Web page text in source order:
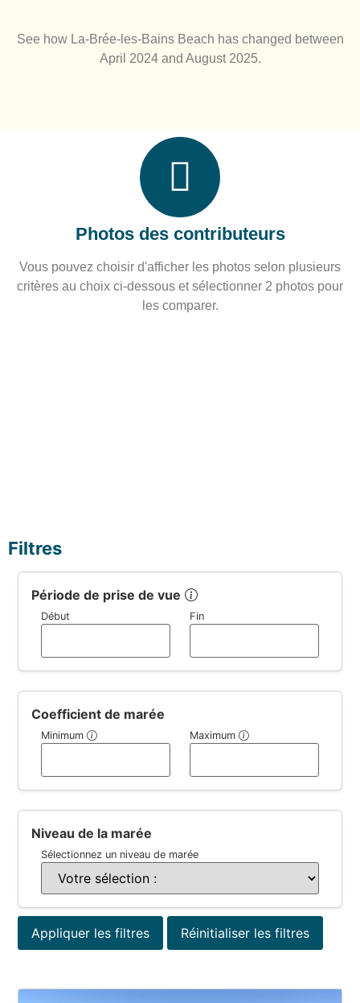
See how La-Brée-les-Bains Beach has changed between
April 2024 and August 2025.
Photos des contributeurs
Vous pouvez choisir d'afficher les photos selon plusieurs
critères au choix ci-dessous et sélectionner 2 photos pour
les comparer.
Filtres
Période de prise de vue
Début Fin
Coefficient de marée
Minimum Maximum
Niveau de la marée
Sélectionnez un niveau de marée
Appliquer les filtres Réinitialiser les filtres